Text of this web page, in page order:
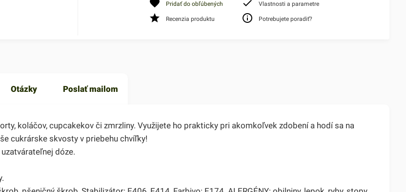
Pridať do obľúbených Vlastnosti a parametre
Recenzia produktu Potrebujete poradiť?
Otázky Poslať mailom
koláčov, cupcakekov či zmrzliny. Využijete ho prakticky pri akomkoľvek zdobení a hodí sa na
cukrárske skvosty v priebehu chvíľky!
dóze.